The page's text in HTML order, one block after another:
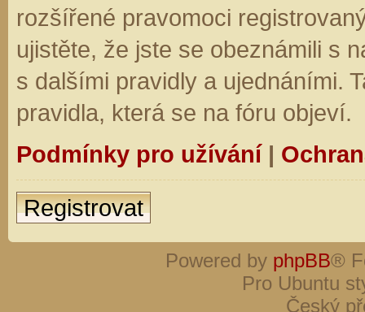
rozšířené pravomoci
ujistěte, že jste se obeznámili s
s dalšími pravidly a ujednáními.
pravidla, která se na fóru objeví.
Podmínky pro užívání|
Registrovat
Powered by phpBB®
Pro Ubuntu
Český